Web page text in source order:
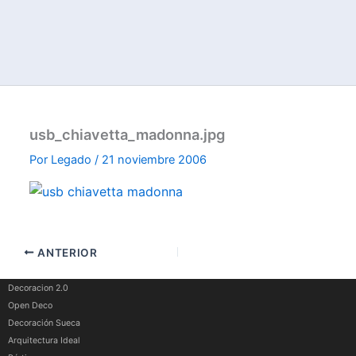
usb_chiavetta_madonna.jpg
Por Legado/ 21 noviembre 2006
ANTERIOR
Decoracion 2.0
Open Deco
Decoración Sueca
Arquitectura Ideal